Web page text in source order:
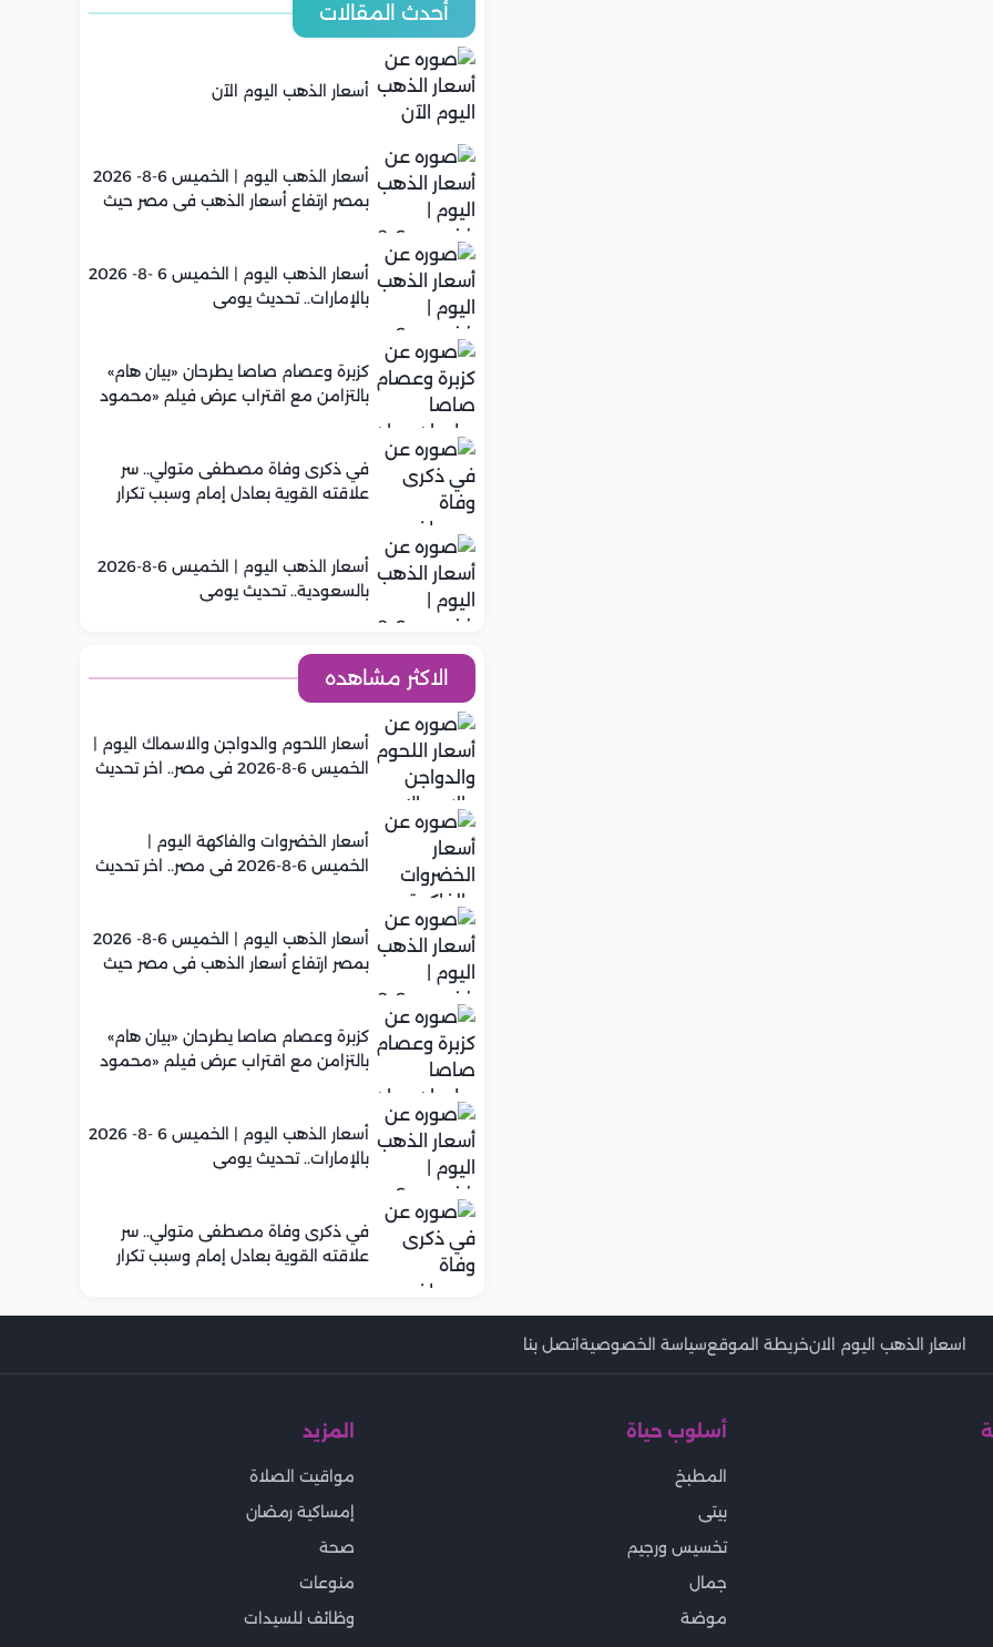
أحدث المقالات
أسعار الذهب اليوم الآن
أسعار الذهب اليوم | الخميس 6-8- 2026
بمصر ارتفاع أسعار الذهب في مصر حيث
أسعار الذهب اليوم | الخميس 6 -8- 2026
بالإمارات.. تحديث يومي
كزبرة وعصام صاصا يطرحان «بيان هام»
بالتزامن مع اقتراب عرض فيلم «محمود
في ذكرى وفاة مصطفى متولي.. سر
علاقته القوية بعادل إمام وسبب تكرار
أسعار الذهب اليوم | الخميس 6-8-2026
بالسعودية.. تحديث يومي
الاكثر مشاهده
أسعار اللحوم والدواجن والاسماك اليوم |
الخميس 6-8-2026 في مصر.. اخر تحديث
أسعار الخضروات والفاكهة اليوم |
الخميس 6-8-2026 في مصر.. اخر تحديث
أسعار الذهب اليوم | الخميس 6-8- 2026
بمصر ارتفاع أسعار الذهب في مصر حيث
كزبرة وعصام صاصا يطرحان «بيان هام»
بالتزامن مع اقتراب عرض فيلم «محمود
أسعار الذهب اليوم | الخميس 6 -8- 2026
بالإمارات.. تحديث يومي
في ذكرى وفاة مصطفى متولي.. سر
علاقته القوية بعادل إمام وسبب تكرار
اسعار الذهب اليوم الانخريطة الموقعسياسة الخصوصيةاتصل بنا
أسلوب حياة
المطبخ
بيتى
تخسيس ورجيم
جمال
موضة
المزيد
مواقيت الصلاة
إمساكية رمضان
صحة
منوعات
وظائف للسيدات